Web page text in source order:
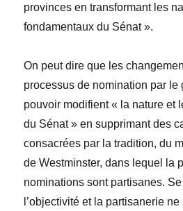
provinces en transformant les
fondamentaux du Sénat ».
On peut dire que les
processus de nomination par le
pouvoir modifient « la nature et
du Sénat » en supprimant des
consacrées par la tradition, du
de Westminster, dans lequel la
nominations sont partisanes.
l’objectivité et la partisanerie